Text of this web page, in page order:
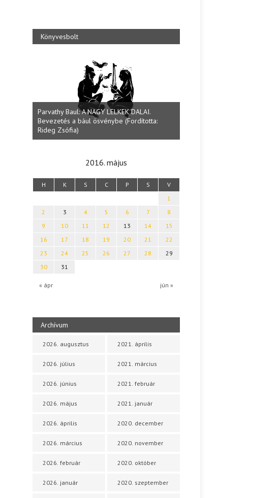
Könyvesbolt
Parvathy Baul: A NAGY LELKEK DALAI.
Bevezetés a bául ösvénybe (Fordította:
Halmai Tamás: Megválaszolt érintés. Leveles
2016. május
H K S C P S V
« ápr jún »
1
2
3 4 5 6 7
8
9
10 11 12 13 14
15
16
17 18 19 20 21
22
23
24 25 26 27 28
29
30
31
Archívum
2026. augusztus
2026. július
2026. június
2026. május
2026. április
2026. március
2026. február
2026. január
2021. április
2021. március
2021. február
2021. január
2020. december
2020. november
2020. október
2020. szeptember